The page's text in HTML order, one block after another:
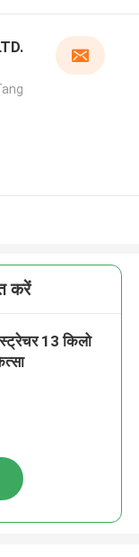
करें
13 किलो